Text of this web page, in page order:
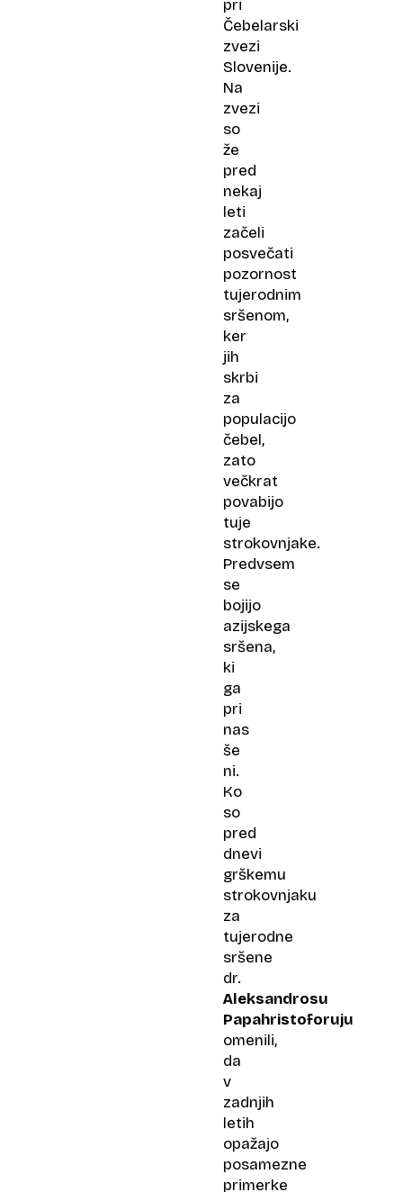
pri
Čebelarski
zvezi
Slovenije.
Na
zvezi
so
že
pred
nekaj
leti
začeli
posvečati
pozornost
tujerodnim
sršenom,
ker
jih
skrbi
za
populacijo
čebel,
zato
večkrat
povabijo
tuje
strokovnjake.
Predvsem
se
bojijo
azijskega
sršena,
ki
ga
pri
nas
še
ni.
Ko
so
pred
dnevi
grškemu
strokovnjaku
za
tujerodne
sršene
dr.
Aleksandrosu
Papahristoforuju
omenili,
da
v
zadnjih
letih
opažajo
posamezne
primerke